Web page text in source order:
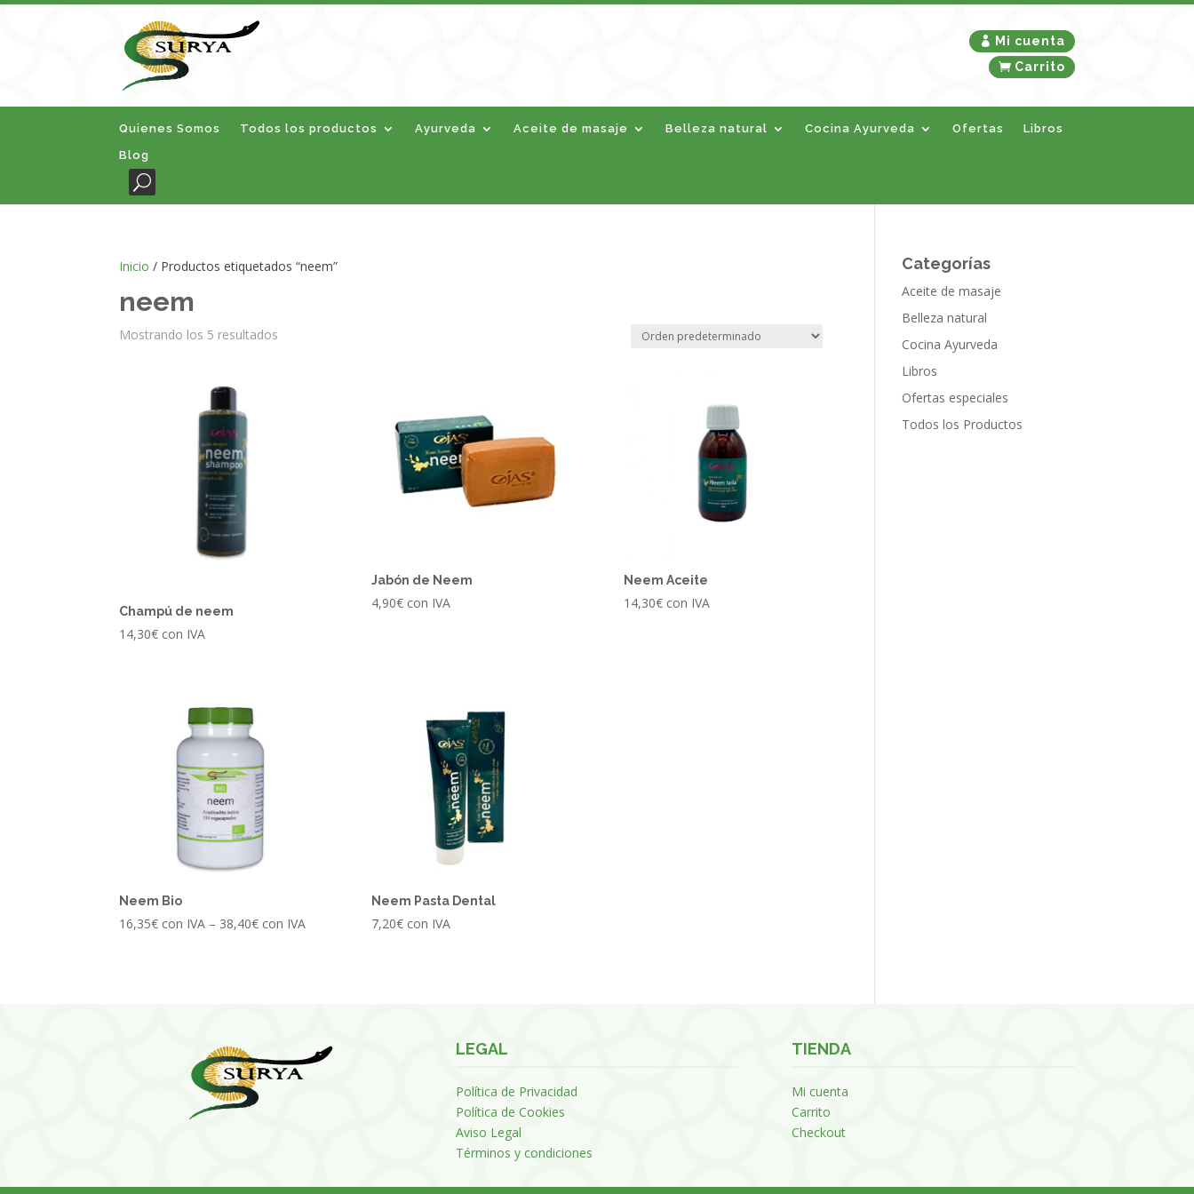
Mi cuenta
Carrito
Quienes Somos Todos los productos Ayurveda Aceite de masaje Belleza natural Cocina Ayurveda Ofertas
Libros
Blog
Inicio / Productos etiquetados “neem”
neem
Mostrando los 5 resultados
Champú de neem
14,30€ con IVA
Jabón de Neem
4,90€ con IVA
Neem Aceite
14,30€ con IVA
Neem Bio
16,35€ con IVA – 38,40€ con IVA
Neem Pasta Dental
7,20€ con IVA
Categorías
Aceite de masaje
Belleza natural
Cocina Ayurveda
Libros
Ofertas especiales
Todos los Productos
LEGAL
Política de Privacidad
Política de Cookies
Aviso Legal
Términos y condiciones
TIENDA
Mi cuenta
Carrito
Checkout